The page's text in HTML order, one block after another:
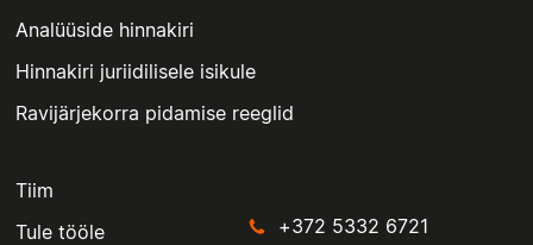
Analüüside hinnakiri
Hinnakiri juriidilisele isikule
Ravijärjekorra pidamise reeglid
Tiim
Tule tööle +372 5332 6721